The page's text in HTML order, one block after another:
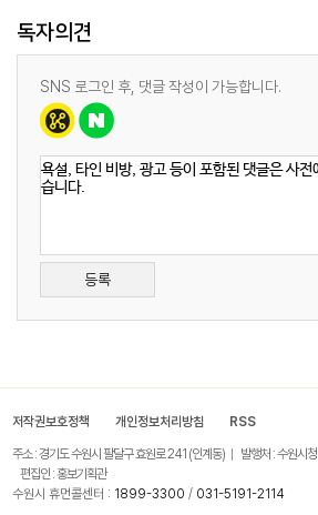
독자의견
SNS 로그인 후, 댓글 작성이 가능합니다.
등록
저작권보호정책 개인정보처리방침 RSS
주소 : 경기도 수원시 팔달구 효원로 241 (인계동) 발행처 : 수원시청
편집인 : 홍보기획관
수원시 휴먼콜센터 : 1899-3300 / 031-5191-2114